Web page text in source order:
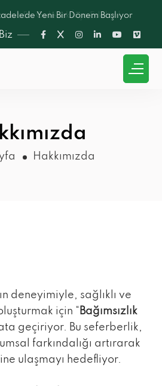
Yeni Bir Dönem Başlıyor
Hakkımızda
deneyimiyle, sağlıklı ve
için “ Bağımsızlık
geçiriyor. Bu seferberlik,
farkındalığı artırarak
ulaşmayı hedefliyor.